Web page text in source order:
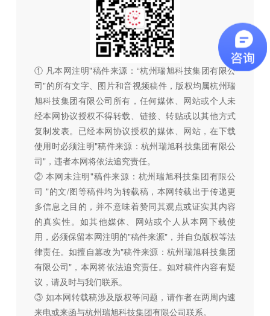
① 凡本网注明"稿件来源：“杭州瑞旭科技集团有限公
司"的所有文字、图片和音视频稿件，版权均属杭州瑞
旭科技集团有限公司所有，任何媒体、网站或个人未
经本网协议授权不得转载、链接、转贴或以其他方式
复制发表。已经本网协议授权的媒体、网站，在下载
使用时必须注明"稿件来源：杭州瑞旭科技集团有限公
司"，违者本网将依法追究责任。
② 本网未注明"稿件来源：杭州瑞旭科技集团有限公
司 "的文/图等稿件均为转载稿，本网转载出于传递更
多信息之目的，并不意味着赞同其观点或证实其内容
的真实性。如其他媒体、网站或个人从本网下载使
用，必须保留本网注明的"稿件来源"，并自负版权等法
律责任。如擅自篡改为"稿件来源：杭州瑞旭科技集团
有限公司"，本网将依法追究责任。如对稿件内容有疑
议，请及时与我们联系。
③ 如本网转载稿涉及版权等问题，请作者在两周内速
来电或来函与杭州瑞旭科技集团有限公司联系。